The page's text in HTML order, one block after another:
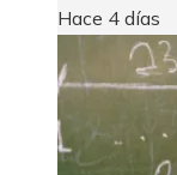
Hace 4 días